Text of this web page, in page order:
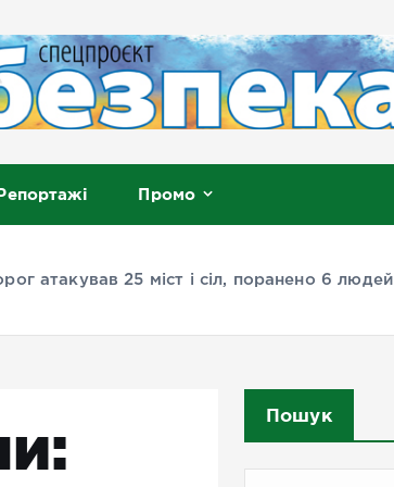
Промо
атакував 25 міст і сіл, поранено 6 людей
Пошук